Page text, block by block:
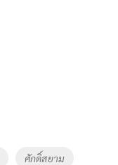
ศักดิ์สยาม